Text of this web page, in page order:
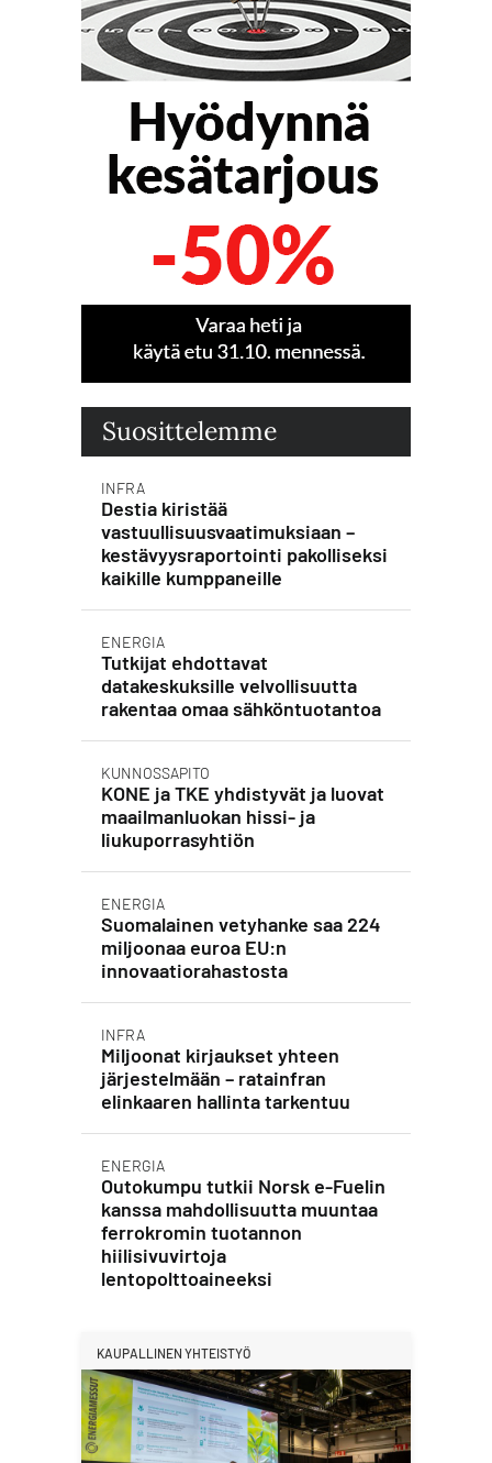
Suosittelemme
INFRA
Destia kiristää
vastuullisuusvaatimuksiaan –
kestävyysraportointi pakolliseksi
kaikille kumppaneille
ENERGIA
Tutkijat ehdottavat
datakeskuksille velvollisuutta
rakentaa omaa sähköntuotantoa
KUNNOSSAPITO
KONE ja TKE yhdistyvät ja luovat
maailmanluokan hissi- ja
liukuporrasyhtiön
ENERGIA
Suomalainen vetyhanke saa 224
miljoonaa euroa EU:n
innovaatiorahastosta
INFRA
Miljoonat kirjaukset yhteen
järjestelmään – ratainfran
elinkaaren hallinta tarkentuu
ENERGIA
Outokumpu tutkii Norsk e-Fuelin
kanssa mahdollisuutta muuntaa
ferrokromin tuotannon
hiilisivuvirtoja
lentopolttoaineeksi
KAUPALLINEN YHTEISTYÖ